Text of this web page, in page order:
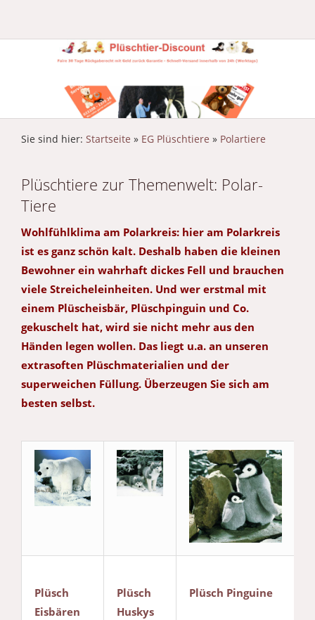
Sie sind hier: Startseite » EG Plüschtiere » Polartiere
Plüschtiere zur Themenwelt: Polar-
Tiere
Wohlfühlklima am Polarkreis: hier am Polarkreis
ist es ganz schön kalt. Deshalb haben die kleinen
Bewohner ein wahrhaft dickes Fell und brauchen
viele Streicheleinheiten. Und wer erstmal mit
einem Plüscheisbär, Plüschpinguin und Co.
gekuschelt hat, wird sie nicht mehr aus den
Händen legen wollen. Das liegt u.a. an unseren
extrasoften Plüschmaterialien und der
superweichen Füllung. Überzeugen Sie sich am
besten selbst.
Plüsch
Eisbären
Plüsch
Huskys
Plüsch Pinguine